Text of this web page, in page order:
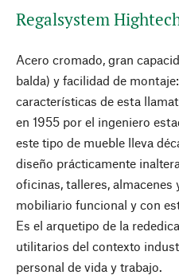
Regalsystem
Acero cromado, gran
balda) y facilidad de
características de esta
en 1955 por el ingeniero
este tipo de mueble lleva
diseño prácticamente
oficinas, talleres, almacenes
mobiliario funcional y con
Es el arquetipo de la
utilitarios del contexto
personal de vida y trabajo.